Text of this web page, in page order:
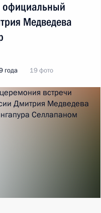
официальный
Медведева
года 19 фото